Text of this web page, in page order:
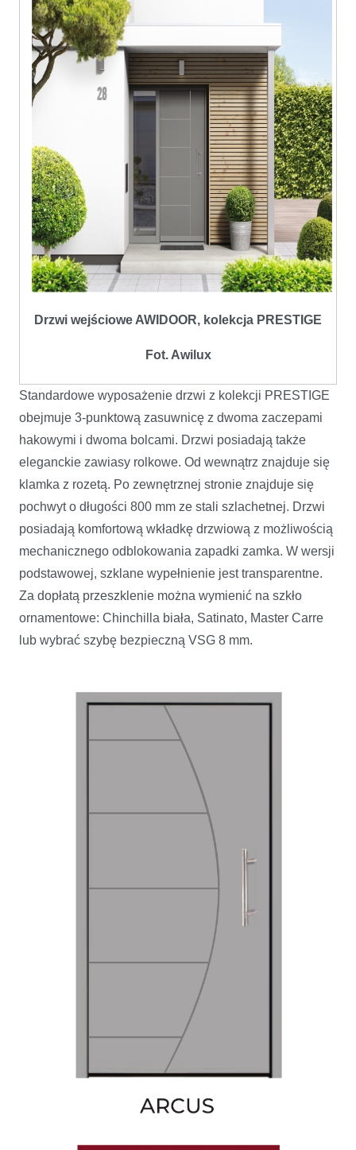
Drzwi wejściowe AWIDOOR, kolekcja PRESTIGE
Fot. Awilux
Standardowe wyposażenie drzwi z kolekcji PRESTIGE
obejmuje 3-punktową zasuwnicę z dwoma zaczepami
hakowymi i dwoma bolcami. Drzwi posiadają także
eleganckie zawiasy rolkowe. Od wewnątrz znajduje się
klamka z rozetą. Po zewnętrznej stronie znajduje się
pochwyt o długości 800 mm ze stali szlachetnej. Drzwi
posiadają komfortową wkładkę drzwiową z możliwością
mechanicznego odblokowania zapadki zamka. W wersji
podstawowej, szklane wypełnienie jest transparentne.
Za dopłatą przeszklenie można wymienić na szkło
ornamentowe: Chinchilla biała, Satinato, Master Carre
lub wybrać szybę bezpieczną VSG 8 mm.